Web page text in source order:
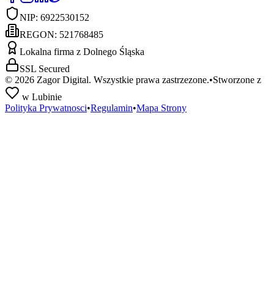
NIP: 6922530152
REGON: 521768485
Lokalna firma z Dolnego Śląska
SSL Secured
© 2026 Zagor Digital. Wszystkie prawa zastrzezone.•Stworzone z
w Lubinie
Polityka Prywatnosci•Regulamin•Mapa Strony